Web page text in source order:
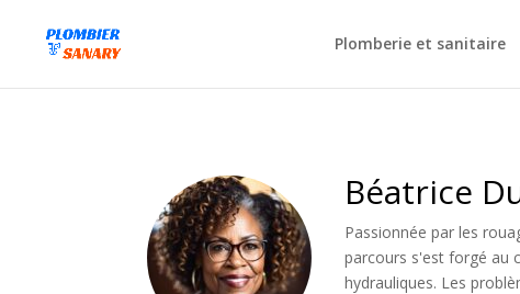
Plomberie et sanitaire
Béatrice
Passionnée par les
parcours s'est forgé au
hydrauliques. Les